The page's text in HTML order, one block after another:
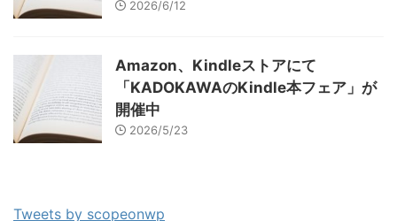
2026/6/12
Amazon、Kindleストアにて
「KADOKAWAのKindle本フェア」が
開催中
2026/5/23
Tweets by scopeonwp